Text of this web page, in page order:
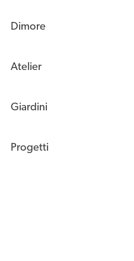
Dimore
Atelier
Giardini
Progetti